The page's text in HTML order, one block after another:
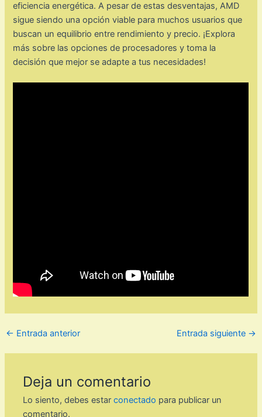
eficiencia energética. A pesar de estas desventajas, AMD
sigue siendo una opción viable para muchos usuarios que
buscan un equilibrio entre rendimiento y precio. ¡Explora
más sobre las opciones de procesadores y toma la
decisión que mejor se adapte a tus necesidades!
← Entrada anterior Entrada siguiente →
Deja un comentario
Lo siento, debes estarconectado para publicar un
comentario.